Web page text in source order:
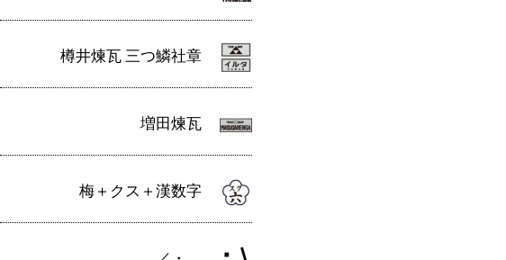
樽井煉瓦 三つ鱗社章
増田煉瓦
梅＋クス＋漢数字